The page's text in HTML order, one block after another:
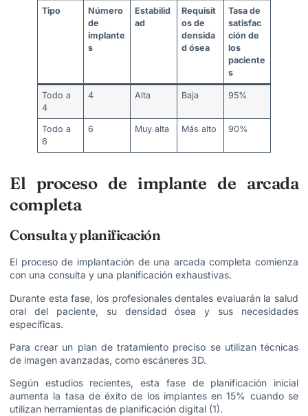
Tipo
Número
de
implante
s
Estabilid
ad
Requisit
os de
densida
d ósea
Tasa de
satisfac
ción de
los
paciente
s
Todo a
4
4 Alta Baja 95%
Todo a
6
6 Muy alta Más alto 90%
El proceso de implante de arcada
completa
Consulta y planificación
El proceso de implantación de una arcada completa comienza
con una consulta y una planificación exhaustivas.
Durante esta fase, los profesionales dentales evaluarán la salud
oral del paciente, su densidad ósea y sus necesidades
específicas.
Para crear un plan de tratamiento preciso se utilizan técnicas
de imagen avanzadas, como escáneres 3D.
Según estudios recientes, esta fase de planificación inicial
aumenta la tasa de éxito de los implantes en 15% cuando se
utilizan herramientas de planificación digital (1).